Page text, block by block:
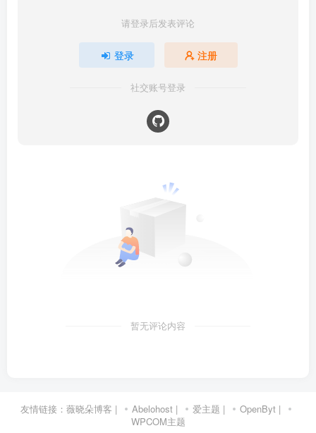
请登录后发表评论
登录 注册
社交账号登录
暂无评论内容
友情链接： 薇晓朵博客 | Abelohost | 爱主题 | OpenByt |
WPCOM主题